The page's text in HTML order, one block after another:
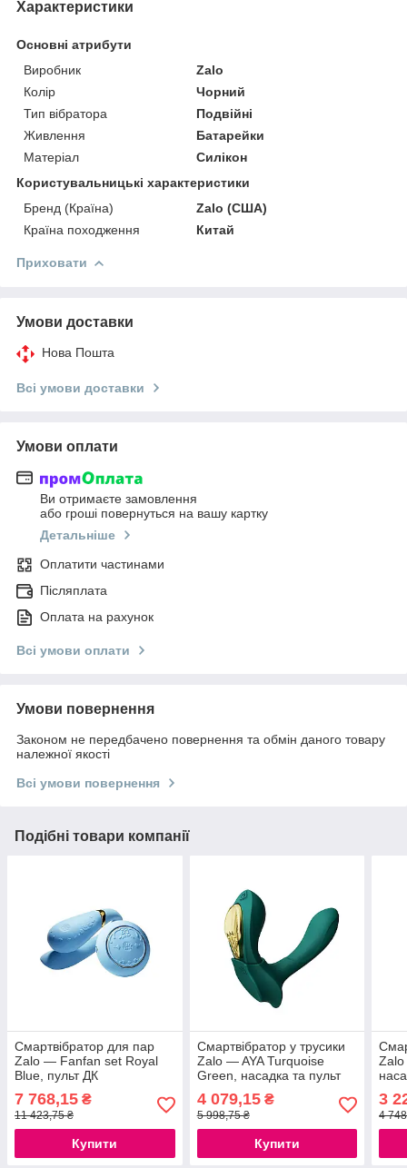
Характеристики
Основні атрибути
Виробник
Zalo
Колір
Чорний
Тип вібратора
Подвійні
Живлення
Батарейки
Матеріал
Силікон
Користувальницькі характеристики
Бренд (Країна)
Zalo (США)
Країна походження
Китай
Приховати
Умови доставки
Нова Пошта
Всі умови доставки
Умови оплати
Ви отримаєте замовлення
або гроші повернуться на вашу картку
Детальніше
Оплатити частинами
Післяплата
Оплата на рахунок
Всі умови оплати
Умови повернення
Законом не передбачено повернення та обмін даного товару
належної якості
Всі умови повернення
Подібні товари компанії
Смартвібратор для пар
Zalo — Fanfan set Royal
Blue, пульт ДК
7 768,15 ₴
11 423,75 ₴
Купити
Смартвібратор у трусики
Zalo — AYA Turquoise
Green, насадка та пульт
4 079,15₴
5 998,75 ₴
Купити
Zalo
3
4